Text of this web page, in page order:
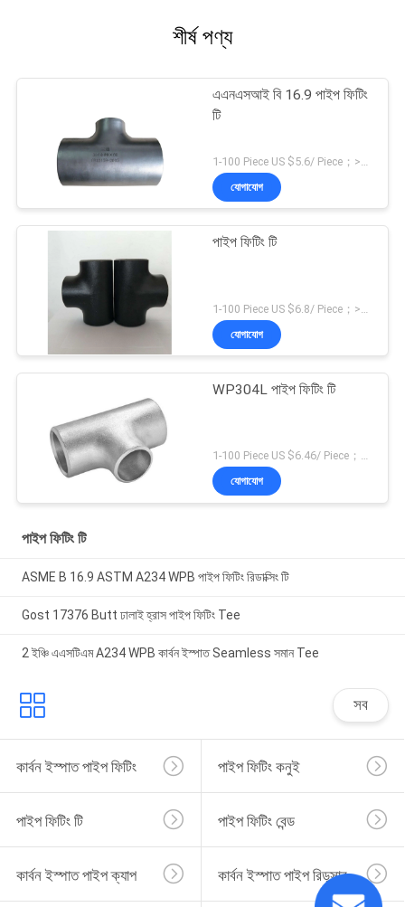
শীর্ষ পণ্য
এএনএসআই বি 16.9 পাইপ ফিটিং
টি
যোগাযোগ
পাইপ ফিটিং টি
যোগাযোগ
WP304L পাইপ ফিটিং টি
1-100 Piece US $6.46/ Piece；>100 Pieces US $5.28/ Piece MOQ:1 টুকরা
যোগাযোগ
পাইপ ফিটিং টি
ASME B 16.9 ASTM A234 WPB পাইপ ফিটিং রিডাক্সিং টি
Gost 17376 Butt ঢালাই হ্রাস পাইপ ফিটিং Tee
2 ইঞ্চি এএসটিএম A234 WPB কার্বন ইস্পাত Seamless সমান Tee
সব
কার্বন ইস্পাত পাইপ ফিটিং পাইপ ফিটিং কনুই
পাইপ ফিটিং টি পাইপ ফিটিং বেন্ড
কার্বন ইস্পাত পাইপ ক্যাপ কার্বন ইস্পাত পাইপ রিডুসার